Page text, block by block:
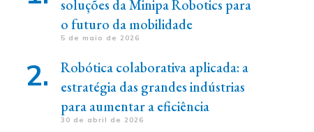
soluções da Minipa Robotics para
o futuro da mobilidade
5 de maio de 2026
Robótica colaborativa aplicada: a
estratégia das grandes indústrias
para aumentar a eficiência
30 de abril de 2026